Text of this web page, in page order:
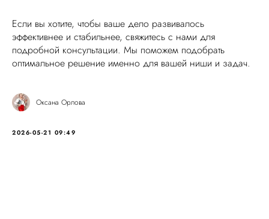
Если вы хотите, чтобы ваше дело развивалось
эффективнее и стабильнее, свяжитесь с нами для
подробной консультации. Мы поможем подобрать
оптимальное решение именно для вашей ниши и задач.
Оксана Орлова
2026-05-21 09:49